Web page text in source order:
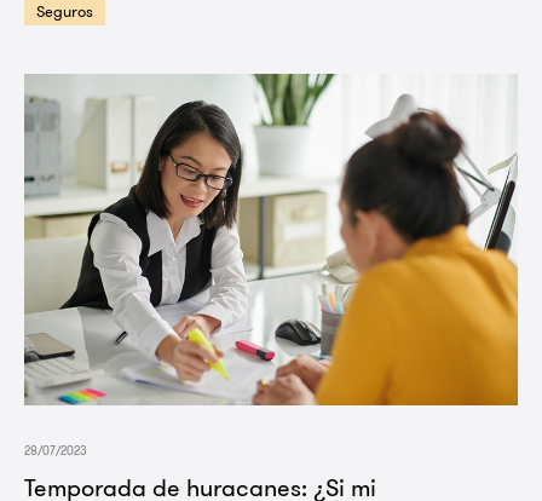
Seguros
Temporada de huracanes: ¿Si mi
28/07/2023